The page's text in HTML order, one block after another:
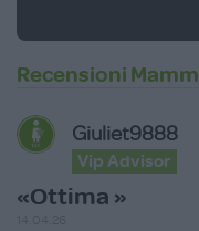
Recensioni
Giuliet9888
Vip Advisor
«Ottima »